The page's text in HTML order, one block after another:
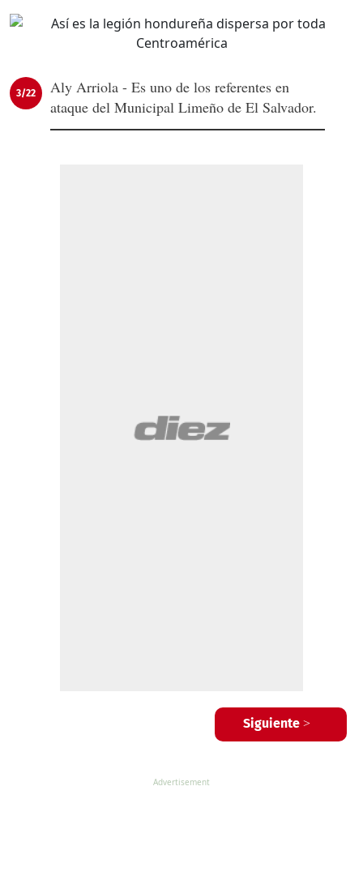
3/22
Aly Arriola - Es uno de los referentes en
ataque del Municipal Limeño de El Salvador.
Siguiente >